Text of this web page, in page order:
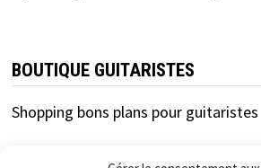
BOUTIQUE GUITARISTES
Shopping bons plans pour guitaristes